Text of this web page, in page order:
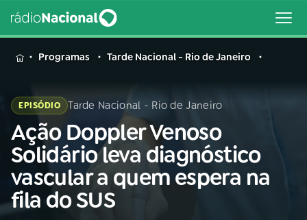
MENU
Buscar
na
Rádio
Nacional
Buscar
Programas Tarde Nacional - Rio de Janeiro
EPISÓDIO Tarde Nacional - Rio de Janeiro
Ação Doppler Venoso
Solidário leva diagnóstico
vascular a quem espera na
fila do SUS